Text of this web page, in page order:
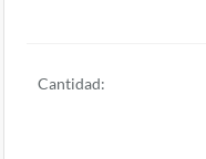
Cantidad: